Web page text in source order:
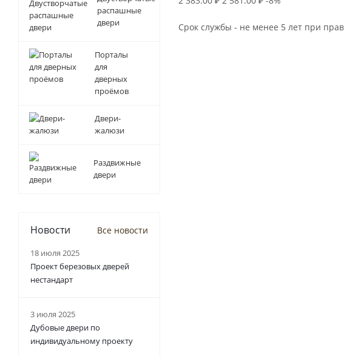
Срок службы - не менее 5 лет при
распашные
двери
Порталы
для
дверных
проёмов
Двери-
жалюзи
Раздвижные
двери
Новости Все новости
18 июля 2025
Проект березовых дверей
нестандарт
3 июля 2025
Дубовые двери по
индивидуальному проекту